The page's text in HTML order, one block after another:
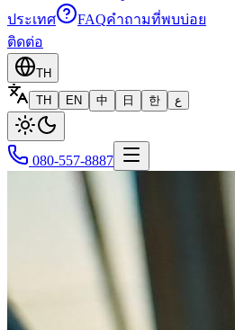
ประเทศ
FAQคำถามที่พบบ่อย
ติดต่อ
TH
TH
EN 中 日 한 ع
080-557-8887